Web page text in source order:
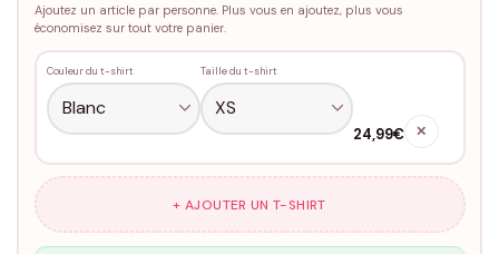
Ajoutez un article par personne. Plus vous en ajoutez, plus vous
économisez sur tout votre panier.
Couleur du t-shirt Taille du t-shirt
24,99€ ✕
+ AJOUTER UN T-SHIRT